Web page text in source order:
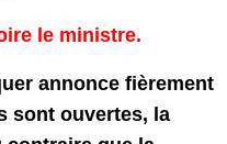
le ministre.
annonce fièrement
sont ouvertes, la